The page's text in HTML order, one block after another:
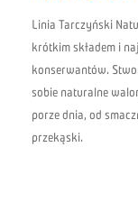
Linia Tarczyński
krótkim składem i
konserwantów.
sobie naturalne
porze dnia, od
przekąski.